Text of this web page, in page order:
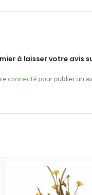
à laisser votre avis
connectépour publier un